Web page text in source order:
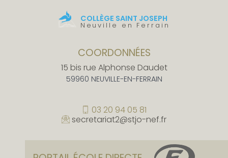
COLLÈGE SAINT JOSEPH
Neuville en Ferrain
COORDONNÉES
15 bis rue Alphonse Daudet
59960 NEUVILLE-EN-FERRAIN
03 20 94 05 81
secretariat2@stjo-nef.fr